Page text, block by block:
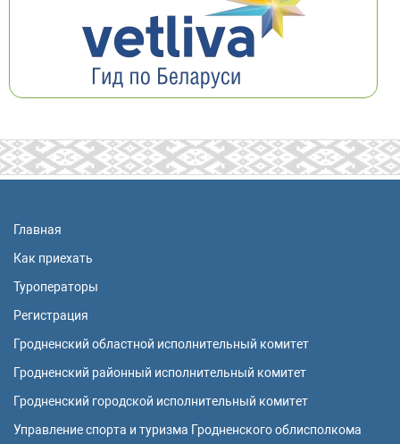
Главная
Как приехать
Туроператоры
Регистрация
Гродненский областной исполнительный комитет
Гродненский районный исполнительный комитет
Гродненский городской исполнительный комитет
Управление спорта и туризма Гродненского облисполкома